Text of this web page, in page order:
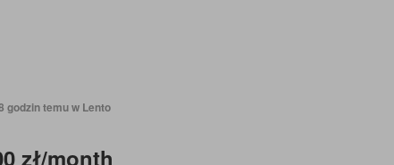
godzin temu w Lento
zł/month